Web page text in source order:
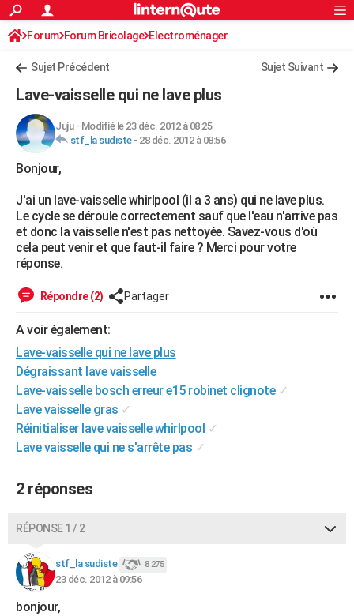
ACTUALITÉS
Politique
Société
Faits Divers
Education
Monde
Villes
+
FINANCE
Retraite
Impôts
Epargne
Immobilier
Risques naturels par ville
Banque
Assurance
Crédit
AUTO
Essais
Réserver un essai
Citadines
Berlines
SUV
Forum auto
+HIGH-TECH
Mobiles
Meilleur smartphone
Internet
Ordinateurs
Jeux vidéo
Guide high-tech
+BRICOLAGE
Forum
Aménagement intérieur
Extérieur
Cuisine
Salle de bains
Jardinage
Rangement
WEEK-END
Guides de France
Escapades
Patrimoine
Expositions
Musées
Week-end nature
Art de vivre
Bien-être
Loisirs
Mode
Modes de vie
Alimentation
Guide de la santé
Maladies
Médicaments
Sommeil
Destinations
City break
Voyage nature
Voyage de noces
Forum
Climat
+PHOTO
GUIDES D'ACHAT
BONS PLANS
Carte de Noël
Carte Bonne année
Carte Saint-Valentin
Carte Pâques
Carte d'anniversaire
DICTIONNAIRE
Dictionnaire
Biographies
Citations
Expressions
Proverbes
PROGRAMME TV
COPAINS D'AVANT
S'inscrire
Se connecter
Lycées
Collèges
Primaires
Universités
Entreprises
Service militaire
Avis de recherche
S'inscrire
Connexion
Forum Forum Bricolage Electroménager
Sujet Précédent Sujet Suivant
Lave-vaisselle qui ne lave plus
Juju- Modifié le 23 déc. 2012 à 08:25
stf_la sudiste- 28 déc. 2012 à 08:56
Bonjour,
J'ai un lave-vaisselle whirlpool (il a 3 ans) qui ne lave plus.
Le cycle se déroule correctement sauf que l'eau n'arrive pas
et donc la vaisselle n'est pas nettoyée. Savez-vous d'où
cela peut venir et que faut-il faire ? Merci pour votre
réponse.
Répondre (2) Partager
A voir également:
Lave-vaisselle qui ne lave plus
Dégraissant lave vaisselle
Lave-vaisselle bosch erreur e15 robinet clignote ✓
Lave vaisselle gras ✓
Réinitialiser lave vaisselle whirlpool ✓
Lave vaisselle qui ne s'arrête pas ✓
2 réponses
RÉPONSE 1 / 2
stf_la sudiste 8 275
23 déc. 2012 à 09:56
bonjour,